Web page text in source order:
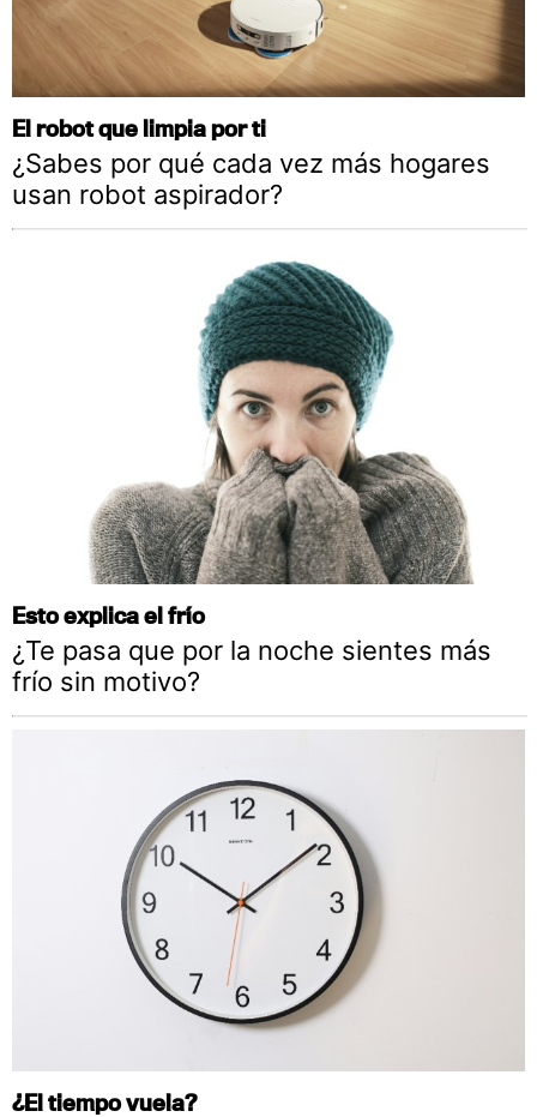
El robot que limpia por ti
¿Sabes por qué cada vez más hogares
usan robot aspirador?
Esto explica el frío
¿Te pasa que por la noche sientes más
frío sin motivo?
¿El tiempo vuela?